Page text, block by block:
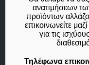
Menu
Αρχική
Η Εταιρία
Επικοινωνία
ανατιμήσεων
προϊόντων
επικοινωνείτε
για τις
Τηλέφωνα